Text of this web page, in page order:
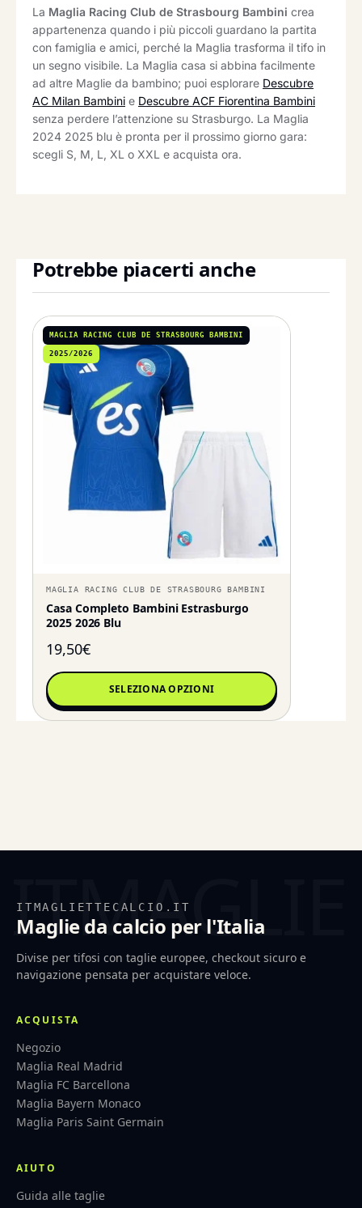
La Maglia Racing Club de Strasbourg Bambini crea
appartenenza quando i più piccoli guardano la partita
con famiglia e amici, perché la Maglia trasforma il tifo in
un segno visibile. La Maglia casa si abbina facilmente
ad altre Maglie da bambino; puoi esplorare Descubre
AC Milan Bambini e Descubre ACF Fiorentina Bambini
senza perdere l’attenzione su Strasburgo. La Maglia
2024 2025 blu è pronta per il prossimo giorno gara:
scegli S, M, L, XL o XXL e acquista ora.
Potrebbe piacerti anche
MAGLIA RACING CLUB DE STRASBOURG BAMBINI
2025/2026
MAGLIA RACING CLUB DE STRASBOURG BAMBINI
Casa Completo Bambini Estrasburgo
2025 2026 Blu
19,50€
SELEZIONA OPZIONI
ITMAGLIETTECALCIO.IT
Maglie da calcio per l'Italia
Divise per tifosi con taglie europee, checkout sicuro e
navigazione pensata per acquistare veloce.
ACQUISTA
Negozio
Maglia Real Madrid
Maglia FC Barcellona
Maglia Bayern Monaco
Maglia Paris Saint Germain
AIUTO
Guida alle taglie